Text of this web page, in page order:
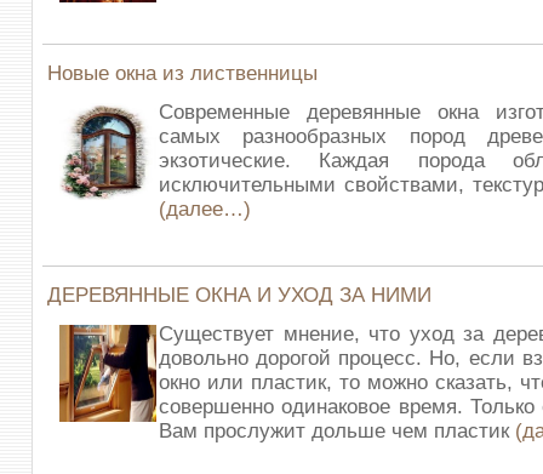
Новые окна из лиственницы
Современные деревянные окна
самых разнообразных пород
экзотические. Каждая порода
исключительными свойствами,
(далее…)
ДЕРЕВЯННЫЕ ОКНА И УХОД ЗА НИМИ
Существует мнение, что уход за
довольно дорогой процесс. Но, если
окно или пластик, то можно сказать,
совершенно одинаковое время.
Вам прослужит дольше чем пластик